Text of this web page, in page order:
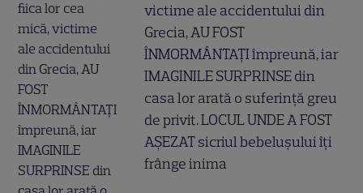
victime ale accidentului din
Grecia, AU FOST
ÎNMORMÂNTAȚI împreună, iar
IMAGINILE SURPRINSE din
casa lor arată o suferință greu
de privit. LOCUL UNDE A FOST
AȘEZAT sicriul bebelușului îți
frânge inima